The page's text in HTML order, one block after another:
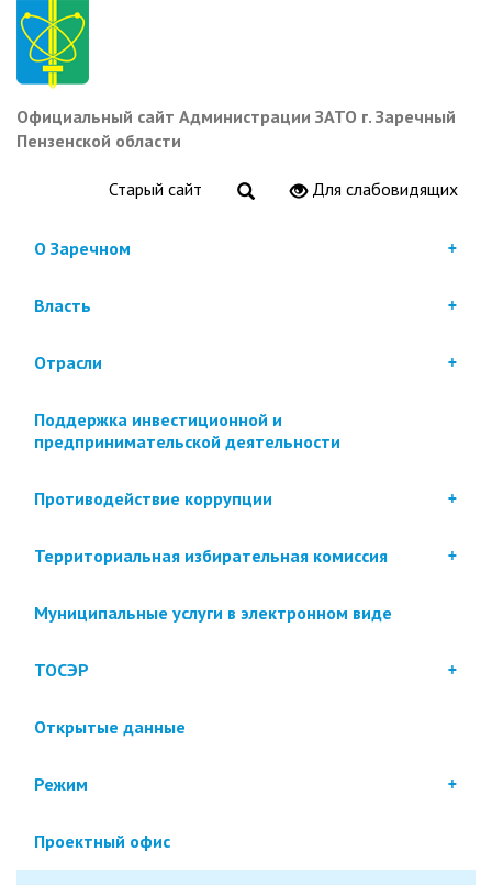
Перейти
основному
содержанию
Официальный сайт Администрации ЗАТО г. Заречный
Пензенской области
Старый сайт Для слабовидящих
О Заречном
Власть
Отрасли
Поддержка инвестиционной и
предпринимательской деятельности
Противодействие коррупции
Территориальная избирательная комиссия
Муниципальные услуги в электронном виде
ТОСЭР
Открытые данные
Режим
Проектный офис